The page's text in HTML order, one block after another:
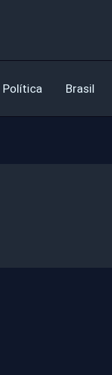
Política Brasil